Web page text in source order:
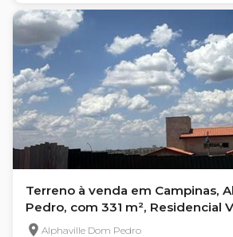
Terreno à venda em Campinas,
Pedro, com 331 m², Residencial
Alphaville Dom Pedro